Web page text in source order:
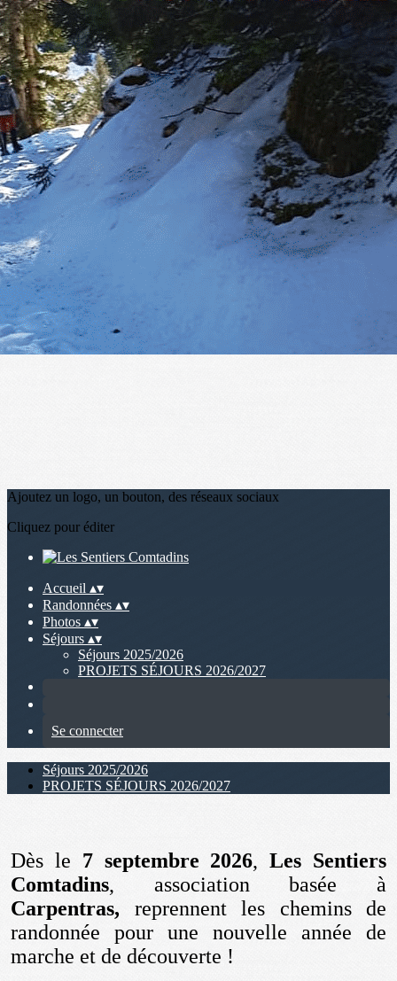
Exporter les lignes sélectionnées
Exporter toutes les colonnes
Exporter uniquement les colonnes affichées
Menu
?>
Images de la page d'accueil
Cliquez pour éditer
Ajoutez un logo, un bouton, des réseaux sociaux
Cliquez pour éditer
Accueil ▴▾
Randonnées ▴▾
Photos ▴▾
Séjours ▴▾
Séjours 2025/2026
PROJETS SÉJOURS 2026/2027
Se connecter
Séjours 2025/2026
PROJETS SÉJOURS 2026/2027
Dès le 7 septembre 2026,Les Sentiers
Comtadins, association basée à
Carpentras, reprennent les chemins de
randonnée pour une nouvelle année de
marche et de découverte !